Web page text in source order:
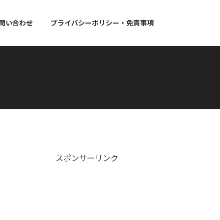
い合わせ プライバシーポリシー・免責事項
スポンサーリンク